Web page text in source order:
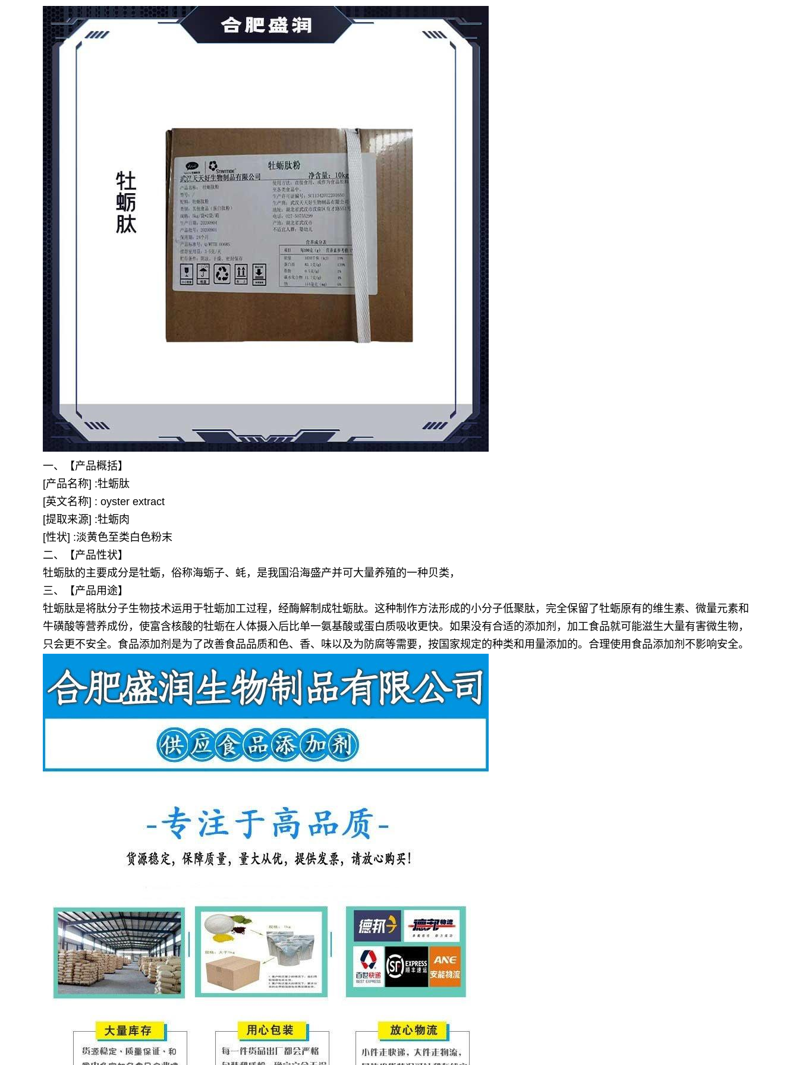
一、【产品概括】
[产品名称] :牡蛎肽
[英文名称] : oyster extract
[提取来源] :牡蛎肉
[性状] :淡黄色至类白色粉末
二、【产品性状】
牡蛎肽的主要成分是牡蛎，俗称海蛎子、蚝，是我国沿海盛产并可大量养殖的一种贝类，
三、【产品用途】
牡蛎肽是将肽分子生物技术运用于牡蛎加工过程，经酶解制成牡蛎肽。这种制作方法形成的小分子低聚肽，完全保留了牡蛎原有的维生素、微量元素和
牛磺酸等营养成份，使富含核酸的牡蛎在人体摄入后比单一氨基酸或蛋白质吸收更快。如果没有合适的添加剂，加工食品就可能滋生大量有害微生物，
只会更不安全。食品添加剂是为了改善食品品质和色、香、味以及为防腐等需要，按国家规定的种类和用量添加的。合理使用食品添加剂不影响安全。